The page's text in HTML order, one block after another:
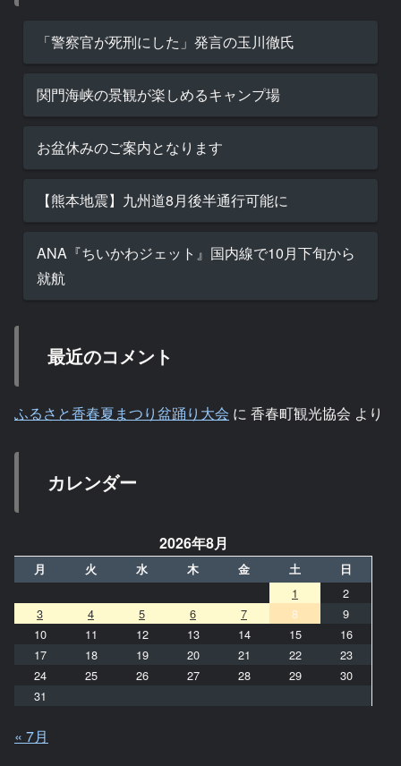
「警察官が死刑にした」発言の玉川徹氏
関門海峡の景観が楽しめるキャンプ場
お盆休みのご案内となります
【熊本地震】九州道8月後半通行可能に
ANA『ちいかわジェット』国内線で10月下旬から
就航
最近のコメント
ふるさと香春夏まつり盆踊り大会 に 香春町観光協会 より
カレンダー
2026年8月
月 火 水 木 金 土 日
1
2
3
4 5 6 7 8
9
10
11 12 13 14 15
16
17
18 19 20 21 22
23
24
25 26 27 28 29
30
31
« 7月